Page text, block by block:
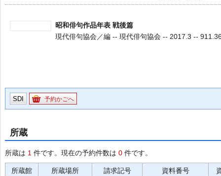
昭和俳句作品年表 戦後篇
現代俳句協会／編 -- 現代俳句協会 -- 2017.3 --
SDI 予約かごへ
所蔵
所蔵は 1 件です。現在の予約件数は 0 件です。
所蔵館 所蔵場所 請求記号 資料番号